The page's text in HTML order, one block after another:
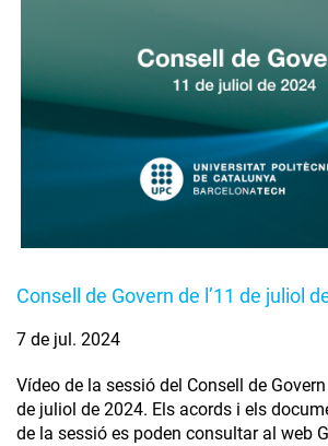
Consell de Govern de l’11 de juliol
7 de jul. 2024
Vídeo de la sessió del Consell de Govern
de juliol de 2024. Els acords i els
de la sessió es poden consultar al web